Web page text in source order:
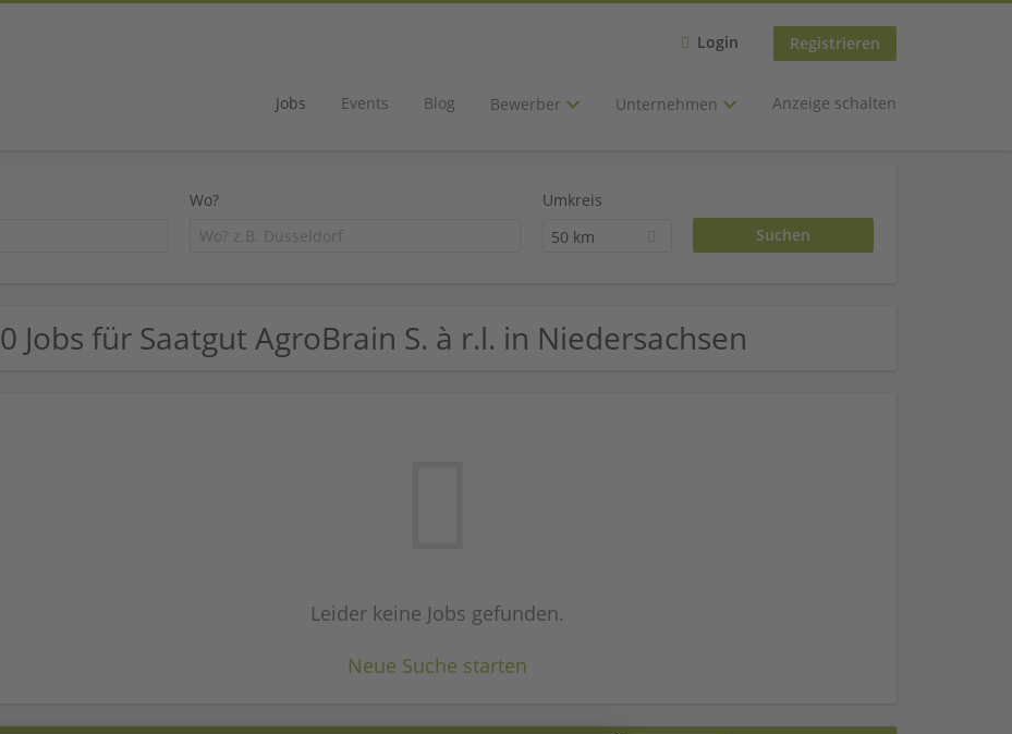
Login Registrieren
Jobs Events Blog Bewerber Unternehmen Anzeige schalten
Wo?
Umkreis
50 km
0 Jobs für Saatgut AgroBrain S. à r.l. in Niedersachsen
Leider keine Jobs gefunden.
Neue Suche starten